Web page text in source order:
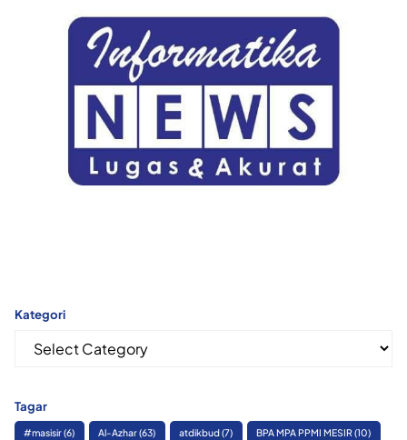
Kategori
Kategori
Tagar
#masisir(6) Al-Azhar(63) atdikbud(7) BPA MPA PPMI MESIR(10)